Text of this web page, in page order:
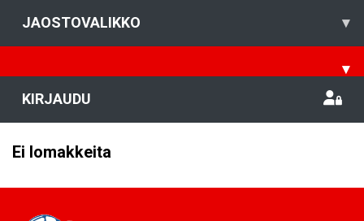
JAOSTOVALIKKO ▾
▾
KIRJAUDU
Ei lomakkeita